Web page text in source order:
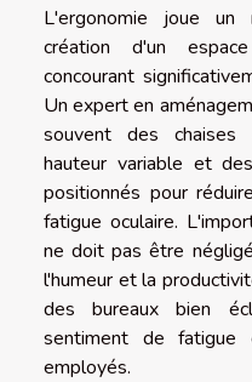
L'ergonomie joue un
création d'un
concourant
Un expert en
souvent des chaises
hauteur variable et
positionnés pour
fatigue oculaire.
ne doit pas être
l'humeur et la
des bureaux bien
sentiment de
employés.